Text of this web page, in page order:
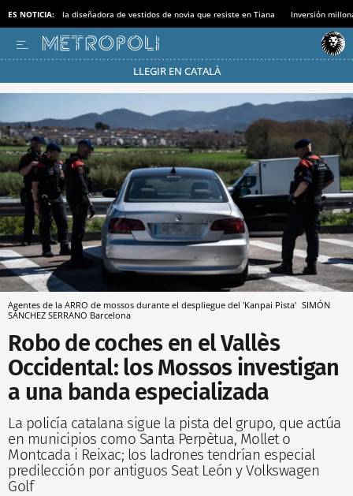
ES NOTICIA: la diseñadora de vestidos de novia que resiste en Tiana Inversión
LLEGIR EN CATALÀ
Pásate al MODO AHORRO
Agentes de la ARRO de mossos durante el despliegue del 'Kanpai Pista' SIMÓN
SÁNCHEZ SERRANO Barcelona
Robo de coches en el Vallès
Occidental: los Mossos investigan
a una banda especializada
La policía catalana sigue la pista del grupo, que actúa
en municipios como Santa Perpètua, Mollet o
Montcada i Reixac; los ladrones tendrían especial
predilección por antiguos Seat León y Volkswagen
Golf